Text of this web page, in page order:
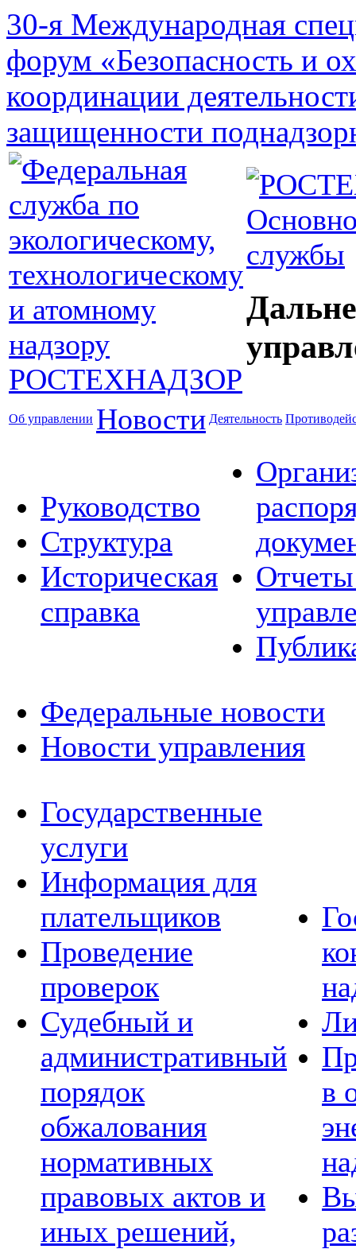
30-я Международная
форум «Безопасность и
координации
защищенности
службы
Об управлении Новости Деятельность
Руководство
Структура
Историческая
справка
Отчеты
Федеральные новости
Новости управления
Государственные
услуги
Информация для
плательщиков
Проведение
проверок
Судебный и
административный
порядок
обжалования
нормативных
правовых актов и
иных решений,
в